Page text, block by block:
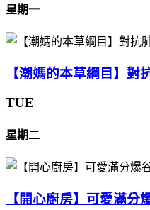
星期一
【潮媽的本草綱目】對
TUE
星期二
【開心廚房】可愛滿分